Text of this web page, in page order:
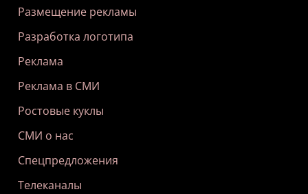
Размещение рекламы
Разработка логотипа
Реклама
Реклама в СМИ
Ростовые куклы
СМИ о нас
Спецпредложения
Телеканалы